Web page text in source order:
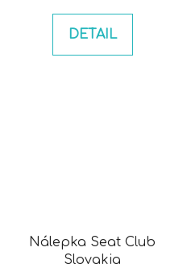
DETAIL
Nálepka Seat Club
Slovakia